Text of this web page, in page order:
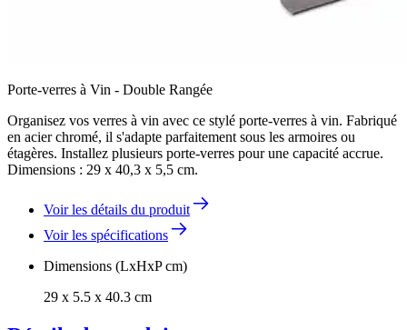
Porte-verres à Vin - Double Rangée
Organisez vos verres à vin avec ce stylé porte-verres à vin. Fabriqué
en acier chromé, il s'adapte parfaitement sous les armoires ou
étagères. Installez plusieurs porte-verres pour une capacité accrue.
Dimensions : 29 x 40,3 x 5,5 cm.
Voir les détails du produit
Voir les spécifications
Dimensions (LxHxP cm)
29 x 5.5 x 40.3 cm